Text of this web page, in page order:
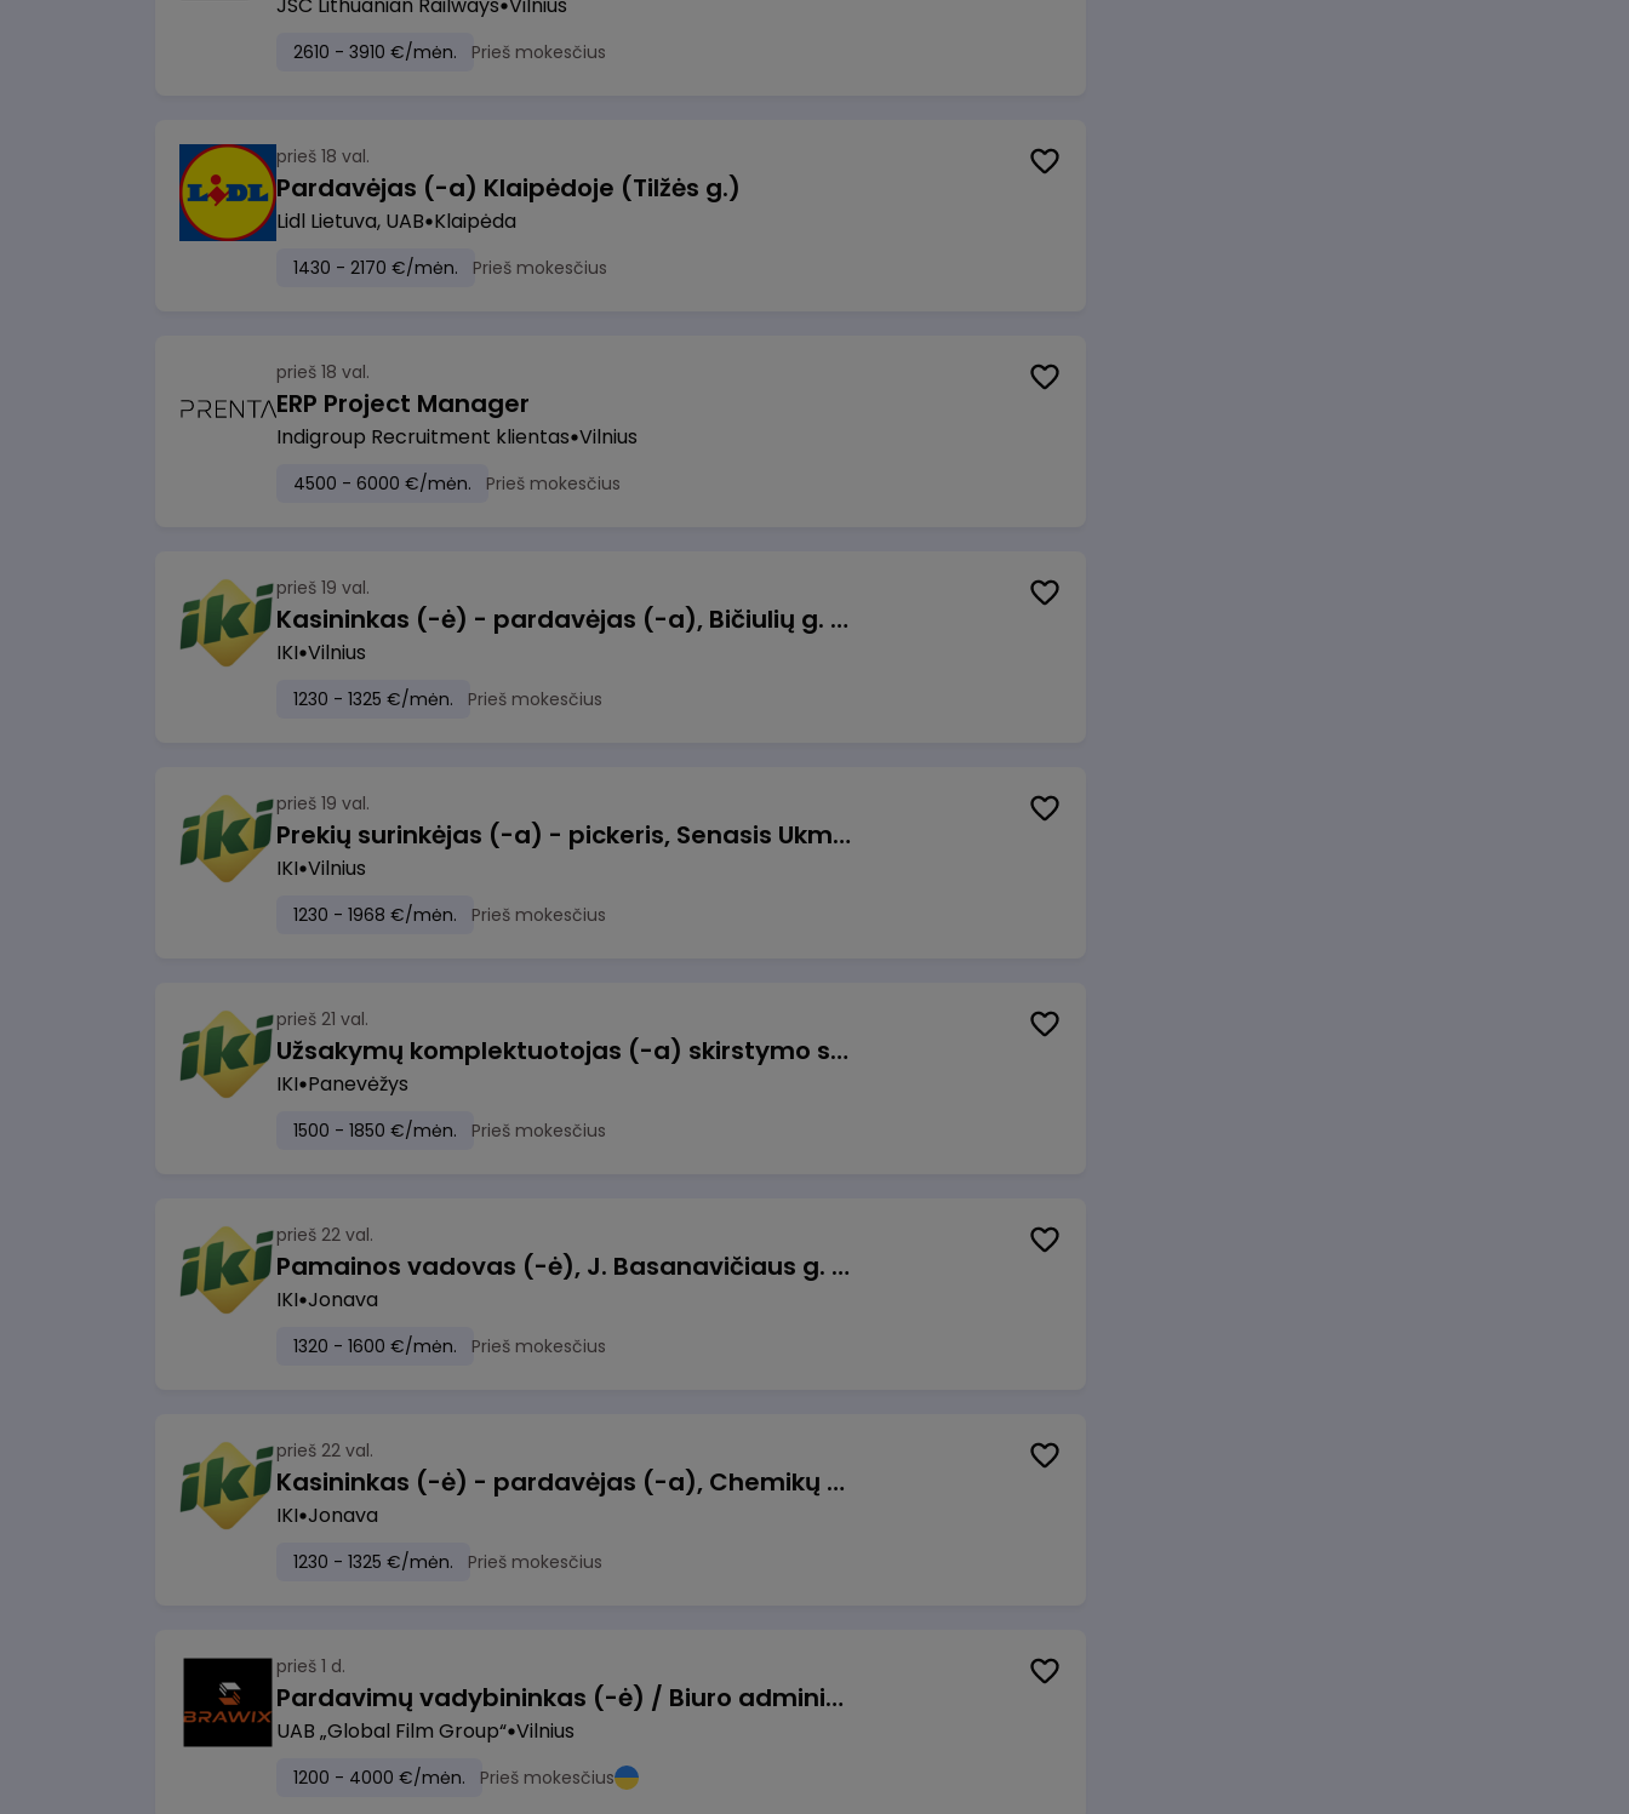
2610 - 3910 €/mėn. Prieš mokesčius
prieš 18 val.
Pardavėjas (-a) Klaipėdoje (Tilžės g.)
Lidl Lietuva, UAB Klaipėda
1430 - 2170 €/mėn. Prieš mokesčius
prieš 18 val.
ERP Project Manager
Indigroup Recruitment klientas Vilnius
4500 - 6000 €/mėn. Prieš mokesčius
prieš 19 val.
Kasininkas (-ė) - pardavėjas (-a), Bičiulių g. 36, Bukiškis, Vilnius
IKI Vilnius
1230 - 1325 €/mėn. Prieš mokesčius
prieš 19 val.
Prekių surinkėjas (-a) - pickeris, Senasis Ukmergės kelias 8, Avižieniai
IKI Vilnius
1230 - 1968 €/mėn. Prieš mokesčius
prieš 21 val.
Užsakymų komplektuotojas (-a) skirstymo sandėlyje
IKI Panevėžys
1500 - 1850 €/mėn. Prieš mokesčius
prieš 22 val.
Pamainos vadovas (-ė), J. Basanavičiaus g. 6, Jonava
IKI Jonava
1320 - 1600 €/mėn. Prieš mokesčius
prieš 22 val.
Kasininkas (-ė) - pardavėjas (-a), Chemikų g. 1, Jonava
IKI Jonava
1230 - 1325 €/mėn. Prieš mokesčius
prieš 1 d.
Pardavimų vadybininkas (-ė) / Biuro administratorius (-ė) (B2B)
UAB „Global Film Group“ Vilnius
1200 - 4000 €/mėn. Prieš mokesčius